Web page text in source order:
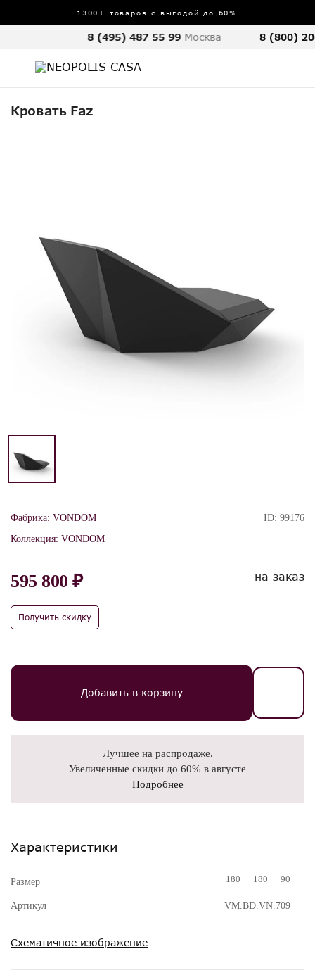
1300+ товаров с выгодой до 60%
8 (495) 487 55 99 Москва 8 (800)
Кровать Faz
Фабрика: VONDOM
Коллекция: VONDOM
ID: 99176
595 800 ₽
Получить скидку
на заказ
Добавить в корзину
Лучшее на распродаже.
Увеличенные скидки до 60% в августе
Подробнее
Характеристики
Размер 180 180 90
Артикул VM.BD.VN.709
Схематичное изображение